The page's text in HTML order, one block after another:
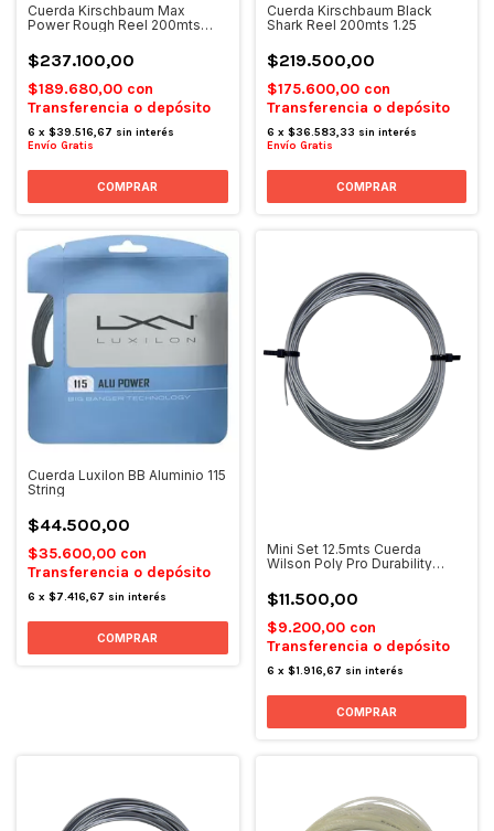
Cuerda Kirschbaum Max
Power Rough Reel 200mts
$237.100,00
$189.680,00 con
Transferencia o depósito
6 x $39.516,67 sin interés
Envío Gratis
Cuerda Kirschbaum Black
Shark Reel 200mts 1.25
$219.500,00
$175.600,00 con
Transferencia o depósito
6 x $36.583,33 sin interés
Envío Gratis
Cuerda Luxilon BB Aluminio 115
String
$44.500,00
$35.600,00 con
Transferencia o depósito
6 x $7.416,67 sin interés
Mini Set 12.5mts Cuerda
Wilson Poly Pro Durability
$11.500,00
$9.200,00 con
Transferencia o depósito
6 x $1.916,67 sin interés